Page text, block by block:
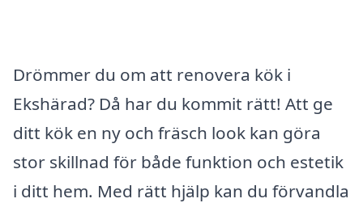
Drömmer du om att renovera kök i
Ekshärad? Då har du kommit rätt! Att ge
ditt kök en ny och fräsch look kan göra
stor skillnad för både funktion och estetik
i ditt hem. Med rätt hjälp kan du förvandla